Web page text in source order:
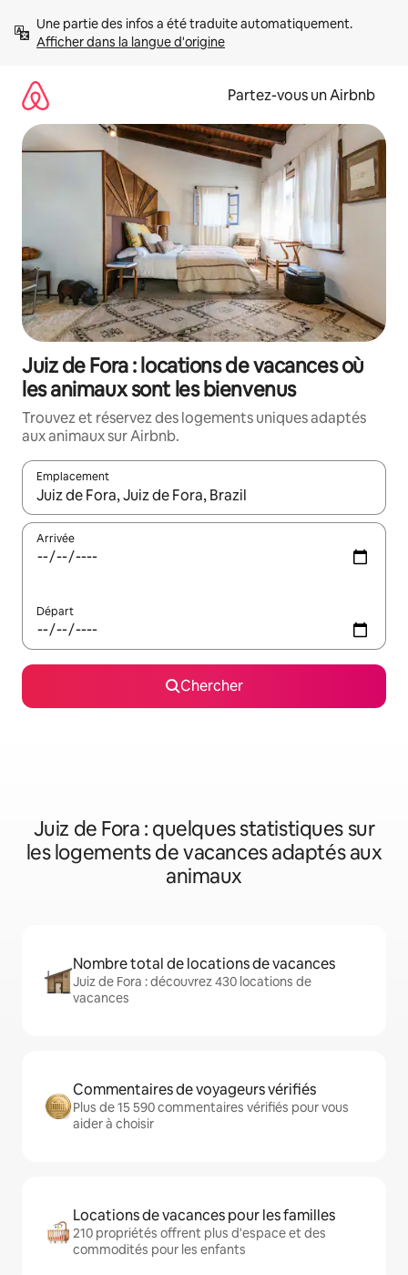
directement
Afficher dans la langue d'origine
Partez-vous un Airbnb
Juiz de Fora : locations de vacances où
les animaux sont les bienvenus
Trouvez et réservez des logements uniques adaptés
aux animaux sur Airbnb.
Emplacement
Quand les résultats sont affichés, parcourez-les en utilisant
Arrivée
Départ
Chercher
Juiz de Fora : quelques statistiques sur
les logements de vacances adaptés aux
animaux
Nombre total de locations de vacances
Juiz de Fora : découvrez 430 locations de
vacances
Commentaires de voyageurs vérifiés
Plus de 15 590 commentaires vérifiés pour vous
aider à choisir
Locations de vacances pour les familles
210 propriétés offrent plus d'espace et des
commodités pour les enfants